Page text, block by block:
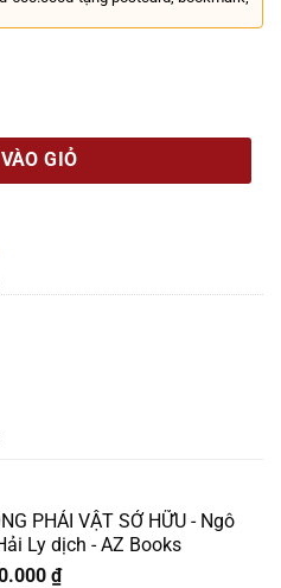
- Ramit Sethi - Hoàng Thị Minh
GIỎ
PHẢI VẬT SỞ HỮU - Ngô
Ly dịch - AZ Books
₫Giá